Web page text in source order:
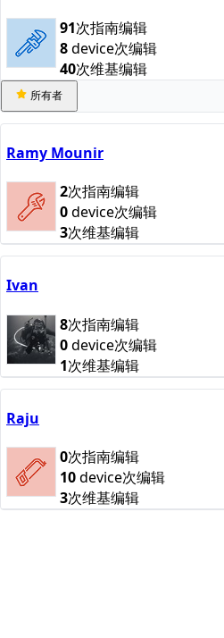
91次指南编辑
8device次编辑
40次维基编辑
所有者
Ramy Mounir
2次指南编辑
0device次编辑
3次维基编辑
Ivan
8次指南编辑
0device次编辑
1次维基编辑
Raju
0次指南编辑
10device次编辑
3次维基编辑